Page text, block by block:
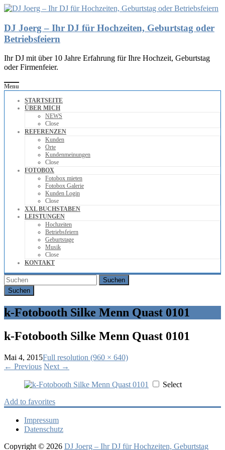
DJ Joerg – Ihr DJ für Hochzeiten, Geburtstag oder
Betriebsfeiern
Ihr DJ mit über 10 Jahre Erfahrung für Ihre Hochzeit, Geburtstag
oder Firmenfeier.
Menu
STARTSEITE
ÜBER MICH
NEWS
Close
REFERENZEN
Kunden
Orte
Kundenmeinungen
Close
FOTOBOX
Fotobox mieten
Fotobox Galerie
Kunden Login
Close
XXL BUCHSTABEN
LEISTUNGEN
Hochzeiten
Betriebsfeiern
Geburtstage
Musik
Close
KONTAKT
Suchen
k-Fotobooth Silke Menn Quast 0101
k-Fotobooth Silke Menn Quast 0101
Mai 4, 2015Full resolution (960 × 640)
← Previous Next →
Select
Add to favorites
Impressum
Datenschutz
Copyright © 2026 DJ Joerg – Ihr DJ für Hochzeiten, Geburtstag